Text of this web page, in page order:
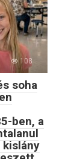
108
soha
ben, a